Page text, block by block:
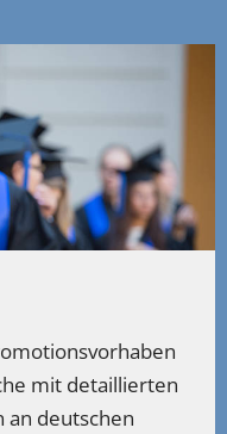
mit detaillierten
deutschen